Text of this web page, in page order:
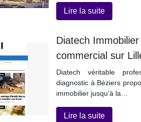
Lire la suite
Diatech
commercial sur
Diatech véritable
diagnostic à Béziers
immobilier jusqu’à la…
Lire la suite